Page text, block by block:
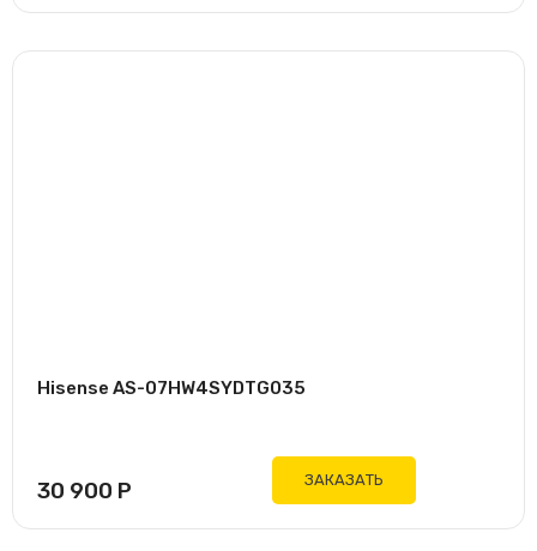
Hisense AS-07HW4SYDTG035
30 900 Р ЗАКАЗАТЬ